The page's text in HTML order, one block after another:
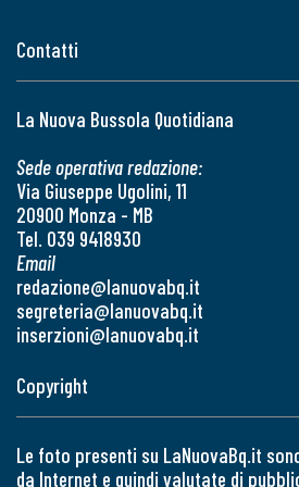
Contatti
La Nuova Bussola Quotidiana
Sede operativa redazione:
Via Giuseppe Ugolini, 11
20900 Monza - MB
Tel. 039 9418930
Email
redazione@lanuovabq.it
segreteria@lanuovabq.it
inserzioni@lanuovabq.it
Copyright
Le foto presenti su LaNuovaBq.it
da Internet e quindi valutate di